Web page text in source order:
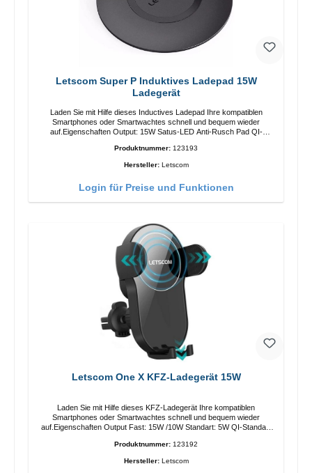
Letscom Super P Induktives Ladepad 15W
Ladegerät
Laden Sie mit Hilfe dieses Inductives Ladepad Ihre kompatiblen
Smartphones oder Smartwachtes schnell und bequem wieder
auf.Eigenschaften Output: 15W Satus-LED Anti-Rusch Pad QI-
Kabel
Produktnummer: 123193
Hersteller: Letscom
Login für Preise und Funktionen
Letscom One X KFZ-Ladegerät 15W
Laden Sie mit Hilfe dieses KFZ-Ladegerät Ihre kompatiblen
Smartphones oder Smartwachtes schnell und bequem wieder
auf.Eigenschaften Output Fast: 15W /10W Standart: 5W QI-Standart
Produktnummer: 123192
Hersteller: Letscom